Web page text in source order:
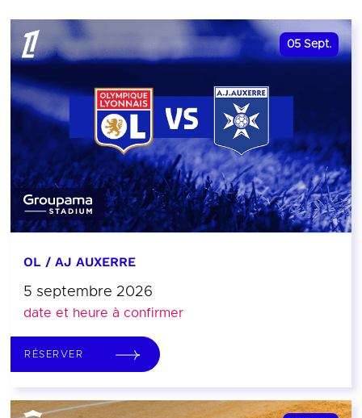
05 Sept.
OL / AJ AUXERRE
5 septembre 2026
date et heure à confirmer
RÉSERVER